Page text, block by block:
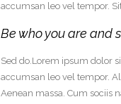
accumsan leo vel tempor.
Be who you are and
Sed do.Lorem ipsum dolor
accumsan leo vel tempor.
Aenean massa. Cum sociis